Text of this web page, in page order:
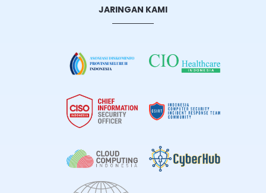
JARINGAN KAMI